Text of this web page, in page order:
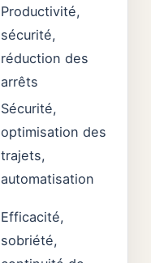
Productivité,
sécurité,
réduction des
arrêts
Sécurité,
optimisation des
trajets,
automatisation
Efficacité,
sobriété,